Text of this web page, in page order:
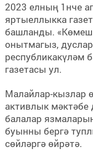
2023 елның 1нче
яртыеллыкка
башланды.
онытмагыз,
республикакүләм
газетасы ул.
Малайлар-кызлар
активлык
балалар
буынны бергә
сөйләргә өйрәтә.